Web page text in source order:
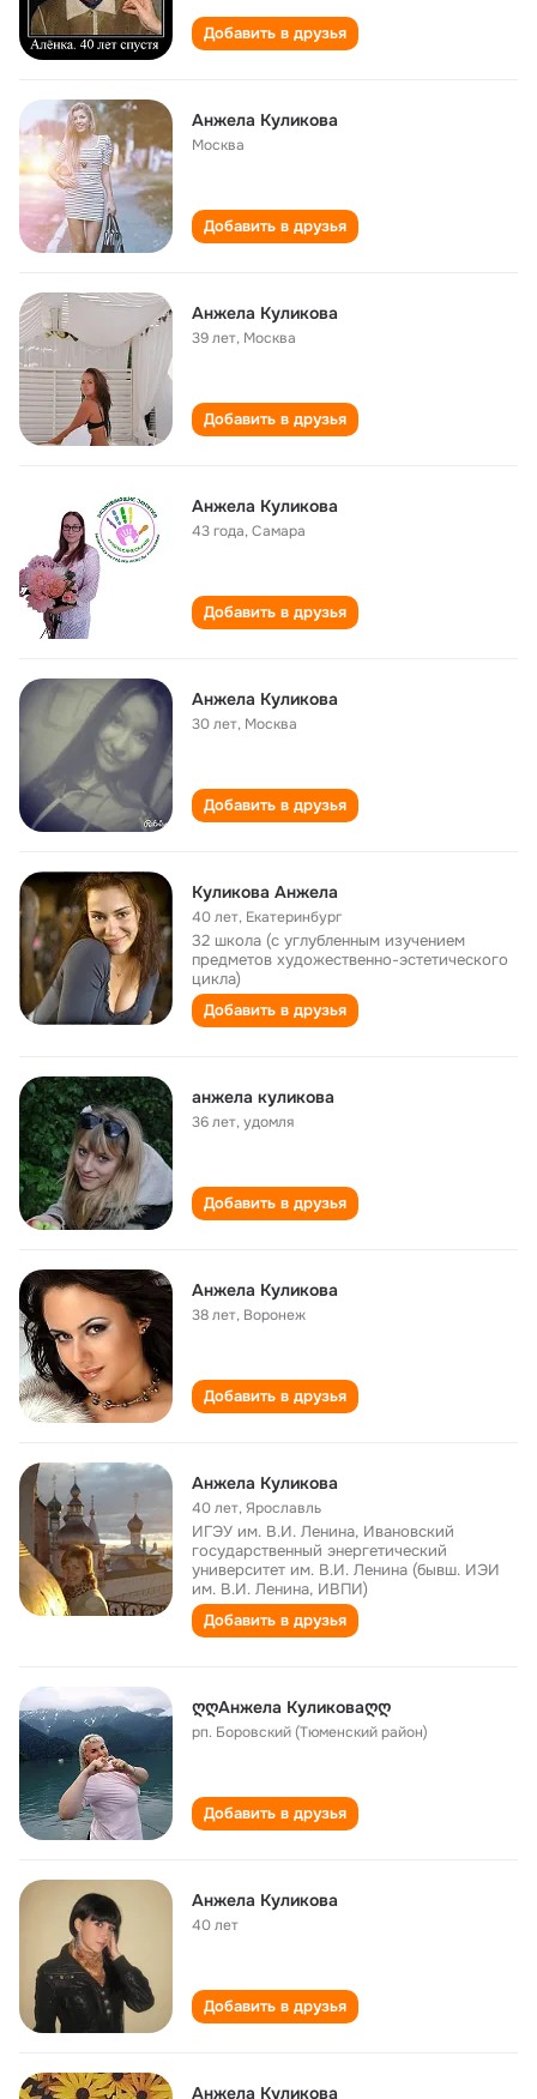
Добавить в друзья
Анжела Куликова
Москва
Добавить в друзья
Анжела Куликова
39 лет, Москва
Добавить в друзья
Анжела Куликова
43 года,Самара
Добавить в друзья
Анжела Куликова
30 лет, Москва
Добавить в друзья
Куликова Анжела
40 лет, Екатеринбург
32 школа (с углубленным изучением
предметов художественно-эстетического
цикла)
Добавить в друзья
анжела куликова
36 лет,удомля
Добавить в друзья
Анжела Куликова
38 лет, Воронеж
Добавить в друзья
Анжела Куликова
40 лет,Ярославль
ИГЭУ им. В.И. Ленина, Ивановский
государственный энергетический
университет им. В.И. Ленина (бывш. ИЭИ
им. В.И. Ленина, ИВПИ)
Добавить в друзья
ღღАнжела Куликоваღღ
рп. Боровский (Тюменский район)
Добавить в друзья
Анжела Куликова
40 лет
Добавить в друзья
Анжела Куликова